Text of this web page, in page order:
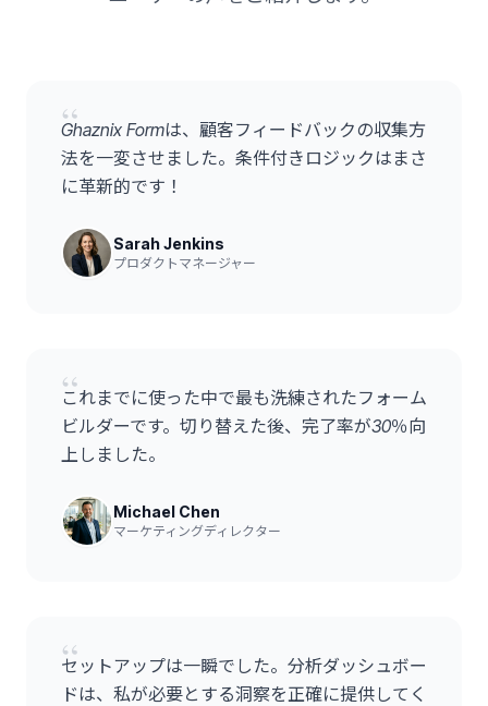
“
Ghaznix Formは、顧客フィードバックの収集方
法を一変させました。条件付きロジックはまさ
に革新的です！
Sarah Jenkins
プロダクトマネージャー
“
これまでに使った中で最も洗練されたフォーム
ビルダーです。切り替えた後、完了率が30％向
上しました。
Michael Chen
マーケティングディレクター
“
セットアップは一瞬でした。分析ダッシュボー
ドは、私が必要とする洞察を正確に提供してく